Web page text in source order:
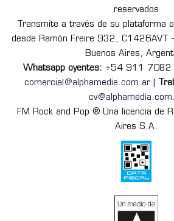
reservados
Transmite a través de su plataforma
desde Ramón Freire 932, C1426AVT
Buenos Aires,
Whatsapp oyentes: +54 911 7082
comercial@alphamedia.com.ar
FM Rock and Pop ® Una licencia de
Aires S.A.